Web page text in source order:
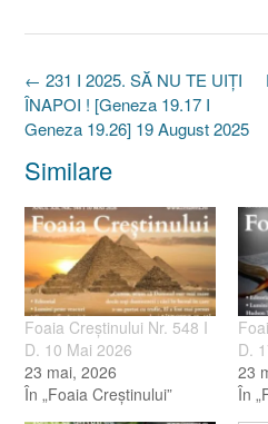
Post
navigation
← 231 I 2025. SĂ NU TE UIȚI
ÎNAPOI ! [Geneza 19.17 I
Geneza 19.26] 19 August 2025
Similare
Foaia Creștinului Nr. 548 I
D. 10 Mai 2026
23 mai, 2026
În „Foaia Creştinului”
D.
23
În